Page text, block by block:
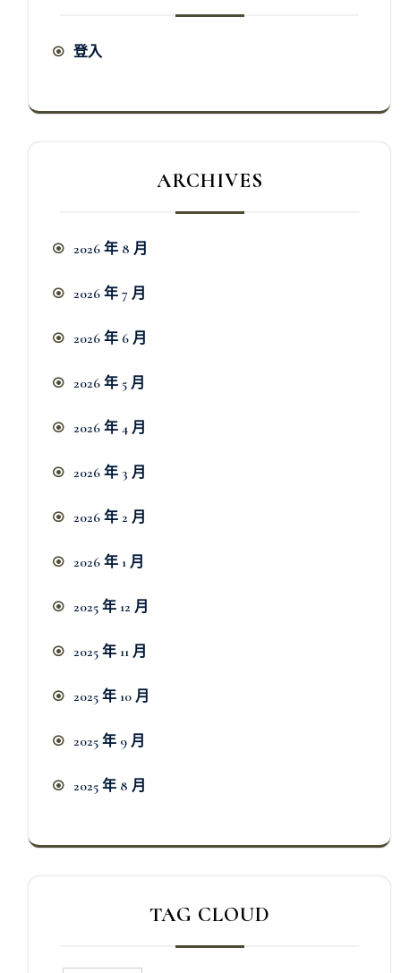
登入
ARCHIVES
2026 年 8 月
2026 年 7 月
2026 年 6 月
2026 年 5 月
2026 年 4 月
2026 年 3 月
2026 年 2 月
2026 年 1 月
2025 年 12 月
2025 年 11 月
2025 年 10 月
2025 年 9 月
2025 年 8 月
TAG CLOUD